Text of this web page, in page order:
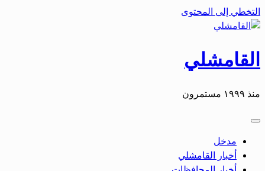
التخطي إلى المحتوى
القامشلي
منذ ١٩٩٩ مستمرون
مدخل
أخبار القامشلي